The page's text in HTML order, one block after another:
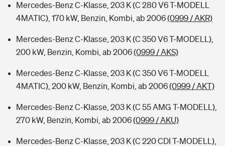
Mercedes-Benz C-Klasse, 203 K (C 280 V6 T-MODELL
4MATIC), 170 kW, Benzin, Kombi, ab 2006(0999 / AKR)
Mercedes-Benz C-Klasse, 203 K (C 350 V6 T-MODELL),
200 kW, Benzin, Kombi, ab 2006(0999 / AKS)
Mercedes-Benz C-Klasse, 203 K (C 350 V6 T-MODELL
4MATIC), 200 kW, Benzin, Kombi, ab 2006(0999 / AKT)
Mercedes-Benz C-Klasse, 203 K (C 55 AMG T-MODELL),
270 kW, Benzin, Kombi, ab 2006(0999 / AKU)
Mercedes-Benz C-Klasse, 203 K (C 220 CDI T-MODELL),